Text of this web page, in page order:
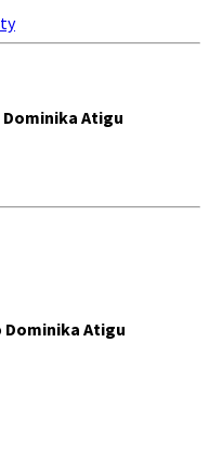
Dominika Atigu
Dominika Atigu